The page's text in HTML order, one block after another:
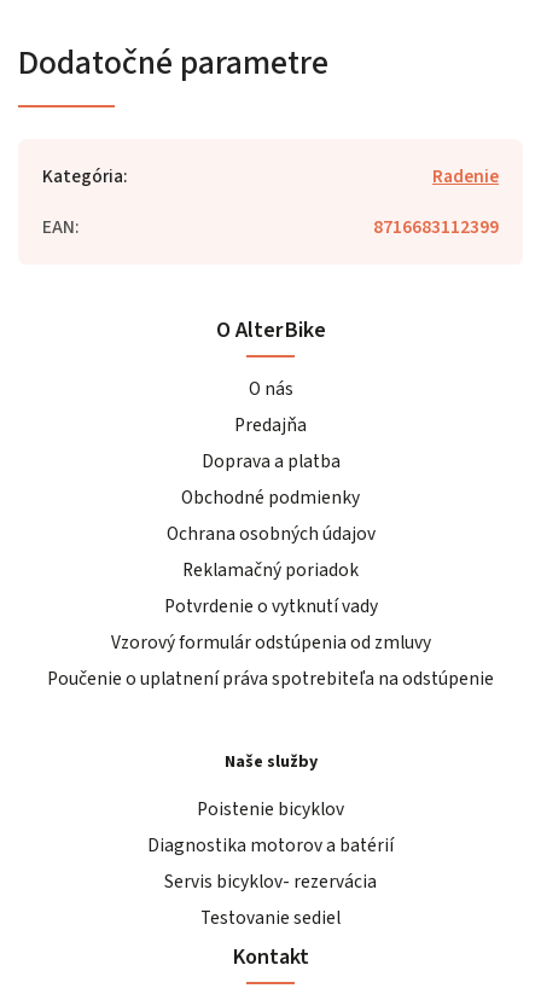
Dodatočné parametre
Kategória:
Radenie
EAN: 8716683112399
O AlterBike
O nás
Predajňa
Doprava a platba
Obchodné podmienky
Ochrana osobných údajov
Reklamačný poriadok
Potvrdenie o vytknutí vady
Vzorový formulár odstúpenia od zmluvy
Poučenie o uplatnení práva spotrebiteľa na odstúpenie
Naše služby
Poistenie bicyklov
Diagnostika motorov a batérií
Servis bicyklov- rezervácia
Testovanie sediel
Kontakt